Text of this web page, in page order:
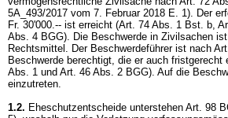
5A_493/2017 vom 7. Februar 2018 E. 1). Der
Fr. 30'000.-- ist erreicht (Art. 74 Abs. 1 Bst. b,
Abs. 4 BGG). Die Beschwerde in Zivilsachen
Rechtsmittel. Der Beschwerdeführer ist nach
Beschwerde berechtigt, die er auch fristgerecht
Abs. 1 und Art. 46 Abs. 2 BGG). Auf die
einzutreten.
1.2. Eheschutzentscheide unterstehen Art. 98